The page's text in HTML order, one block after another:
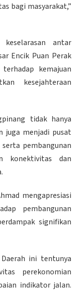
bagi masyarakat,”
antar
Encik Puan Perak
kemajuan
kesejahteraan
tidak hanya
juga menjadi pusat
pembangunan
konektivitas dan
mengapresiasi
pembangunan
signifikan
ini tentunya
perekonomian
indikator jalan.